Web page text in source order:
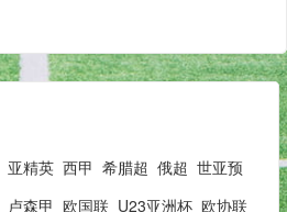
亚精英 西甲 希腊超 俄超 世亚预
卢森甲 欧国联 U23亚洲杯 欧协联